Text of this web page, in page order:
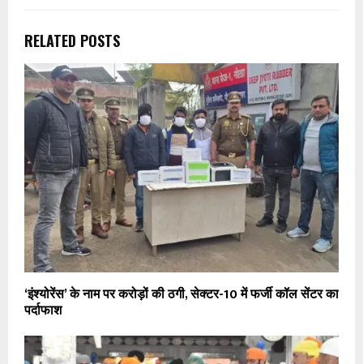
RELATED POSTS
‘इंश्योरेंस’ के नाम पर करोड़ों की ठगी, सेक्टर-10 में फर्जी कॉल सेंटर का
पर्दाफाश